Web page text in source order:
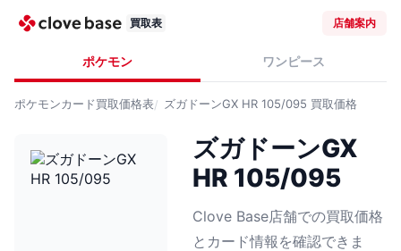
買取表 店舗案内
ポケモン ワンピース
ポケモンカード買取価格表 ズガドーンGX HR 105/095 買取価格
ズガドーンGX
HR 105/095
Clove Base店舗での買取価格
とカード情報を確認できま